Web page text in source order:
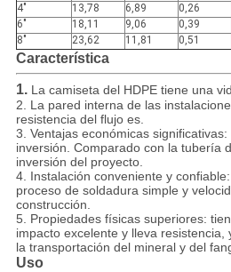
4"
13,78 6,89 0,26
6"
18,11 9,06 0,39
8"
23,62 11,81 0,51
Característica
1. La camiseta del HDPE tiene una
2. La pared interna de las
resistencia del flujo es.
3. Ventajas económicas
inversión. Comparado con la tubería
inversión del proyecto.
4. Instalación conveniente y
proceso de soldadura simple y
construcción.
5. Propiedades físicas superiores:
impacto excelente y lleva resistencia,
la transportación del mineral y del
Uso